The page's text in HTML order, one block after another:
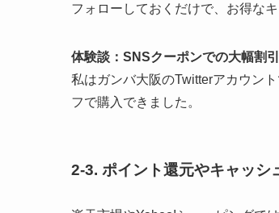
フォローしておくだけで、お得な
体験談：SNSクーポンでの大幅割引
私はガンバ大阪のTwitterアカウン
フで購入できました。
2-3. ポイント還元やキャッシ